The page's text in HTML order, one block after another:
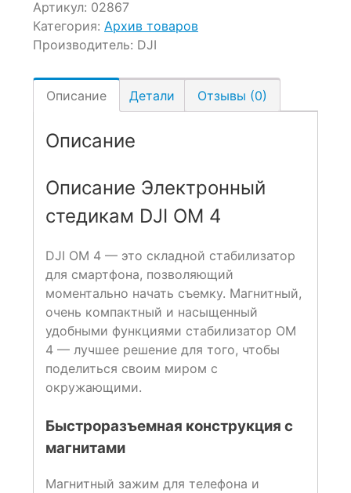
Артикул: 02867
Категория: Архив товаров
Производитель: DJI
Описание Детали Отзывы (0)
Описание
Описание Электронный
стедикам DJI OM 4
DJI OM 4 — это складной стабилизатор
для смартфона, позволяющий
моментально начать съемку. Магнитный,
очень компактный и насыщенный
удобными функциями стабилизатор OM
4 — лучшее решение для того, чтобы
поделиться своим миром с
окружающими.
Быстроразъемная конструкция с
магнитами
Магнитный зажим для телефона и